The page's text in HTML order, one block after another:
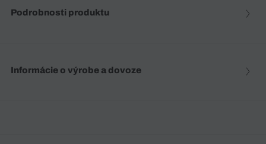
Podrobnosti produktu
Informácie o výrobe a dovoze